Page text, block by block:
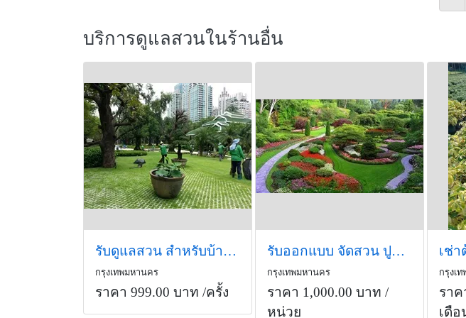
บริการดูแลสวนในร้านอื่น
รับดูแลสวน สำหรับบ้านหรือโครงการต่างๆ
กรุงเทพมหานคร
ราคา 999.00 บาท /ครั้ง
รับออกแบบ จัดสวน ปูหญ้า ตัดหญ้า ตัดแต่งกิ่งไม้
กรุงเทพมหานคร
ราคา 1,000.00 บาท /
หน่วย
เช่
กรุงเ
ราค
เดือ